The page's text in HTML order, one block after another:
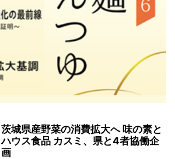
茨城県産野菜の消費拡大へ 味の素と
ハウス食品 カスミ、県と4者協働企
画